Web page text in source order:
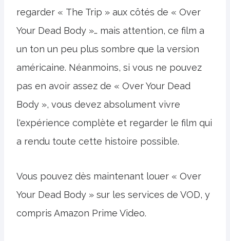
regarder « The Trip » aux côtés de « Over
Your Dead Body »… mais attention, ce film a
un ton un peu plus sombre que la version
américaine. Néanmoins, si vous ne pouvez
pas en avoir assez de « Over Your Dead
Body », vous devez absolument vivre
l'expérience complète et regarder le film qui
a rendu toute cette histoire possible.
Vous pouvez dès maintenant louer « Over
Your Dead Body » sur les services de VOD, y
compris Amazon Prime Video.